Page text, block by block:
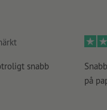
snabb
på